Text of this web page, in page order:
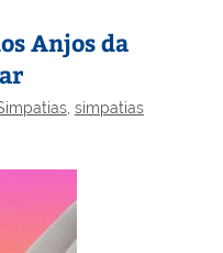
Anjos da
, simpatias